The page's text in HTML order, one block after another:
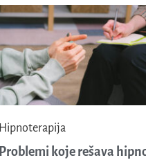
Hipnoterapija
Problemi koje rešava